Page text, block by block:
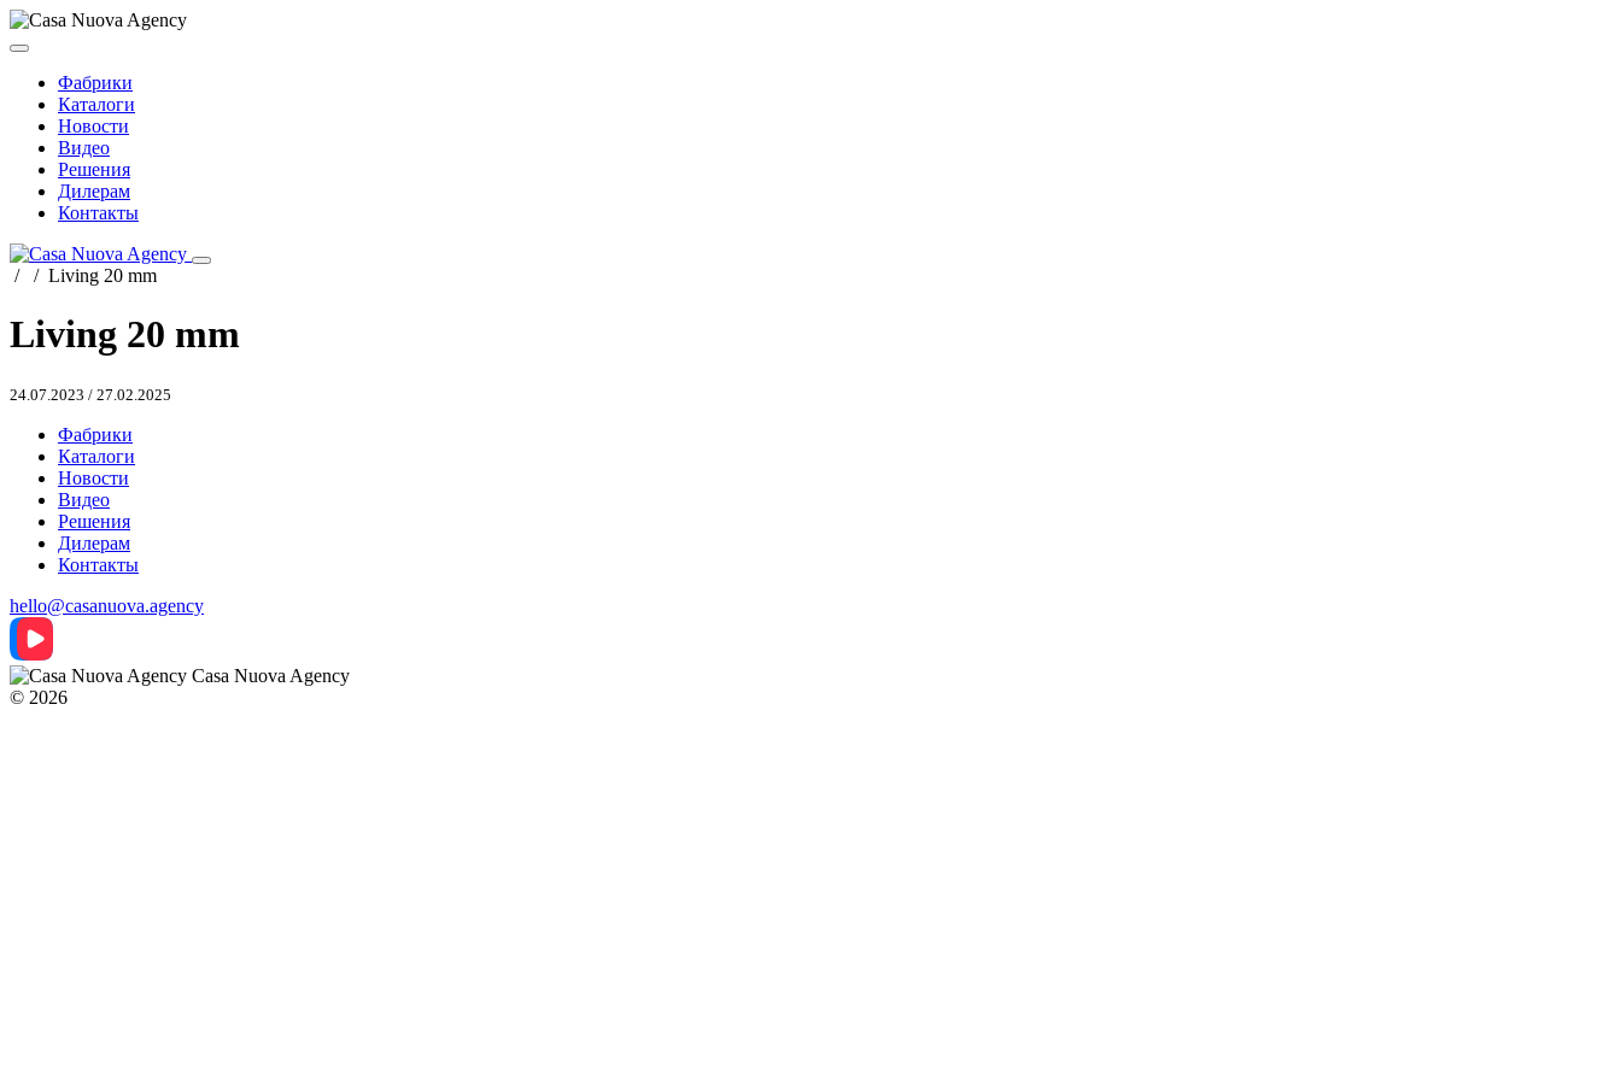
Фабрики
Каталоги
Новости
Видео
Решения
Дилерам
Контакты
/ / Living 20 mm
Living 20 mm
24.07.2023 / 27.02.2025
Фабрики
Каталоги
Новости
Видео
Решения
Дилерам
Контакты
hello@casanuova.agency
Casa Nuova Agency
© 2026